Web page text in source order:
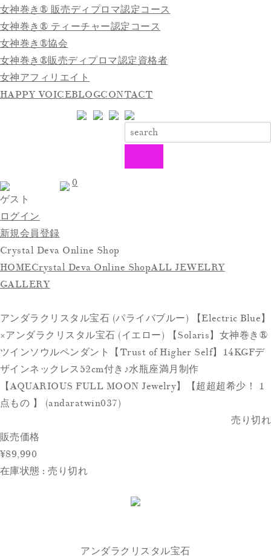
女神巻き® 販売ディプロマ認定コース
女神巻き® ティーチャー認定コース
女神巻き®協会
女神巻き®販売ディプロマ認定資格者
女神アフィリエイト
HAPPY VOICEBLOGCONTACT
ゲスト
ログイン
新規会員登録
0
Crystal Deva Online Shop
HOMECrystal Deva Online ShopALL JEWELRY
GALLERY
アンダラクリスタル宝石 (パライバブルー) 【Electric Blue】
×アンダラクリスタル宝石 (イエロー) 【Solaris】女神巻き®
ツインソウルペンダント【Trust of Higher Self】14KGFデ
ザインネックレス52cm付き♪水瓶座満月制作
【AQUARIOUS FULL MOON Jewelry】【超超超希少！ 1
点もの 】 (andaratwin037)
売り切れ
販売価格
¥89,990
在庫状態 : 売り切れ
アンダラクリスタル宝石